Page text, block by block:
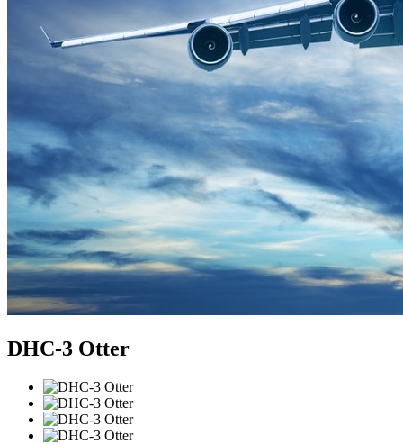
DHC-3 Otter